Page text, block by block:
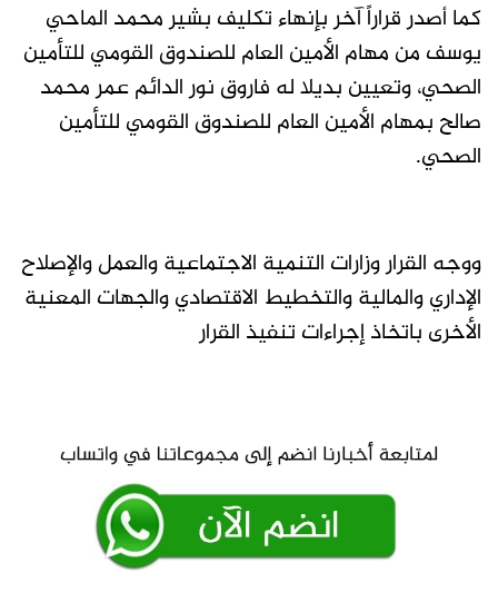
كما أصدر قراراً آخر بإنهاء تكليف بشير محمد الماحي
يوسف من مهام الأمين العام للصندوق القومي للتأمين
الصحي، وتعيين بديلا له فاروق نور الدائم عمر محمد
صالح بمهام الأمين العام للصندوق القومي للتأمين
الصحي.
ووجه القرار وزارات التنمية الاجتماعية والعمل والإصلاح
الإداري والمالية والتخطيط الاقتصادي والجهات المعنية
الأخرى باتخاذ إجراءات تنفيذ القرار